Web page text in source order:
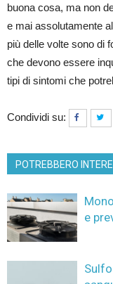
buona cosa, ma non
e mai assolutamente
più delle volte sono di
che devono essere
tipi di sintomi che
Condividi su:
POTREBBERO
e